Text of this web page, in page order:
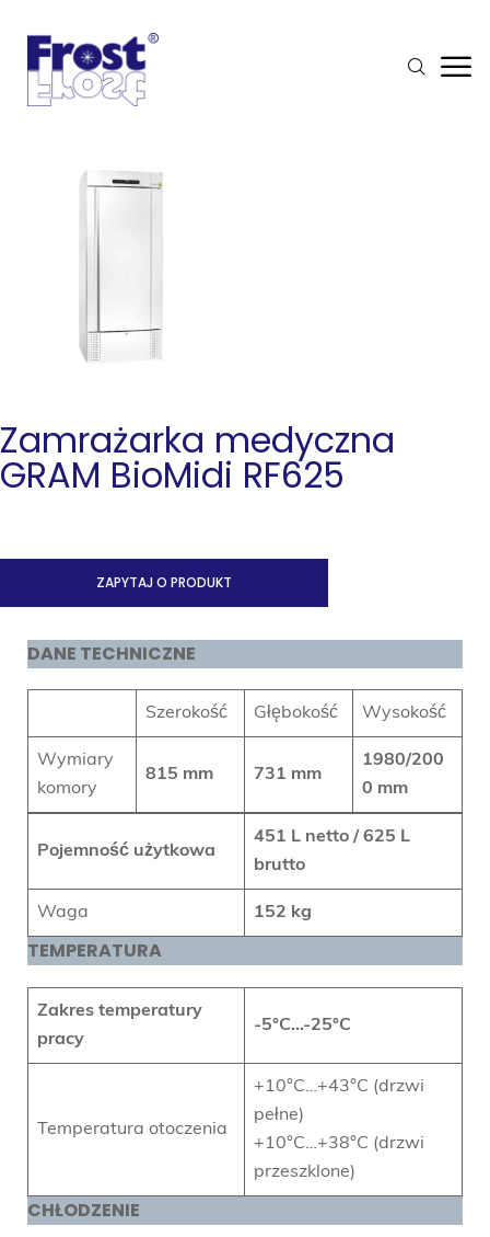
Zamrażarka medyczna
GRAM BioMidi RF625
ZAPYTAJ O PRODUKT
DANE TECHNICZNE
Szerokość Głębokość Wysokość
Wymiary
komory
815 mm 731 mm
1980/200
0 mm
Pojemność użytkowa
451 L netto / 625 L
brutto
Waga 152 kg
TEMPERATURA
Zakres temperatury
pracy
-5°C…-25°C
Temperatura otoczenia
+10°C…+43°C (drzwi
pełne)
+10°C…+38°C (drzwi
przeszklone)
CHŁODZENIE